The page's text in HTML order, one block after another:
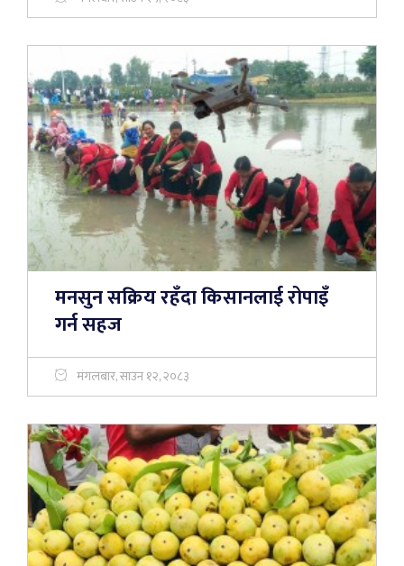
मनसुन सक्रिय रहँदा किसानलाई रोपाइँ
गर्न सहज
मंगलबार, साउन १२, २०८३